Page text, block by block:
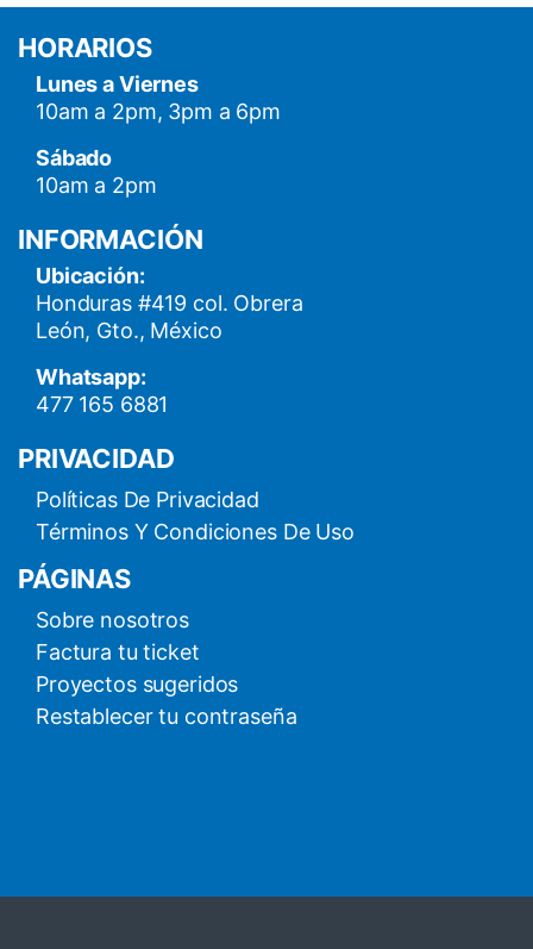
HORARIOS
Lunes a Viernes
10am a 2pm, 3pm a 6pm
Sábado
10am a 2pm
INFORMACIÓN
Ubicación:
Honduras #419 col. Obrera
León, Gto., México
Whatsapp:
477 165 6881
PRIVACIDAD
Políticas De Privacidad
Términos Y Condiciones De Uso
PÁGINAS
Sobre nosotros
Factura tu ticket
Proyectos sugeridos
Restablecer tu contraseña